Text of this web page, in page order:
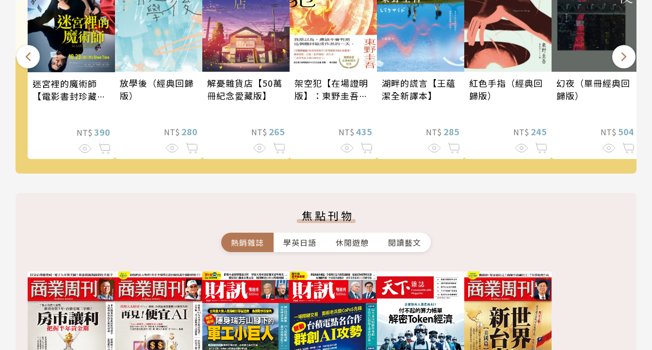
迷宮裡的魔術師
【電影書封珍藏
NT$ 390
放學後（經典回歸
版）
NT$ 280
解憂雜貨店【50萬
冊紀念愛藏版】
NT$ 265
架空犯【在場證明
版】：東野圭吾出
列重磅新作！
NT$ 435
湖畔的謊言【王蘊
潔全新譯本】
NT$ 285
紅色手指（經典回
歸版）
NT$ 245
幻夜（單冊經典回
歸版）
NT$ 504
焦點刊物
熱銷雜誌 學英日語 休閒遊憩 閱讀藝文